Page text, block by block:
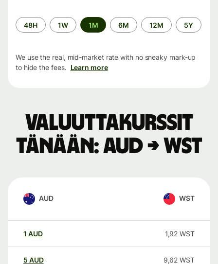
Time
period
48H 1W 1M 6M 12M 5Y
We use the real, mid-market rate with no sneaky mark-up
to hide the fees. Learn more
Valuuttakurssit
tänään: AUD → WST
AUD WST
1 AUD 1,92 WST
5 AUD 9,62 WST